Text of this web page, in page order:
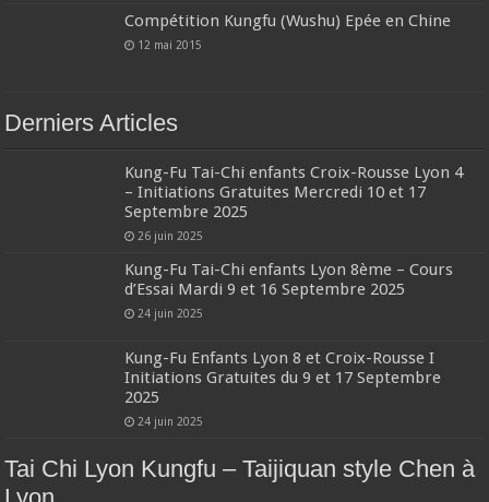
Compétition Kungfu (Wushu) Epée en Chine
12 mai 2015
Derniers Articles
Kung-Fu Tai-Chi enfants Croix-Rousse Lyon 4
– Initiations Gratuites Mercredi 10 et 17
Septembre 2025
26 juin 2025
Kung-Fu Tai-Chi enfants Lyon 8ème – Cours
d’Essai Mardi 9 et 16 Septembre 2025
24 juin 2025
Kung-Fu Enfants Lyon 8 et Croix-Rousse I
Initiations Gratuites du 9 et 17 Septembre
2025
24 juin 2025
Tai Chi Lyon Kungfu – Taijiquan style Chen à